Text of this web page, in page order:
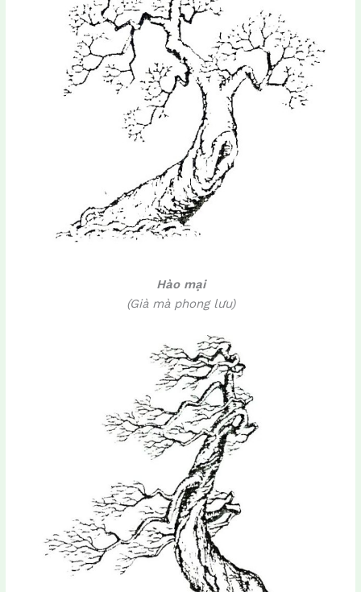
Hào mại
(Già mà phong lưu)